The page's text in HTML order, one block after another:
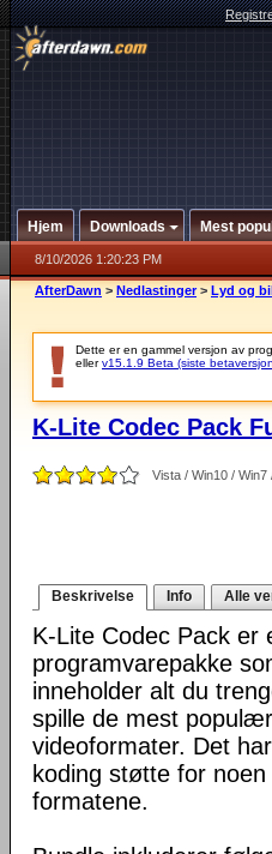
Hjem Downloads Mest
8/10/2026 1:20:23 PM
AfterDawn > Nedlastinger > Lyd og
Dette er en gammel versjon av
ellerv15.1.9 Beta (siste
K-Lite Codec Pack
Vista / Win10 / Win7
Beskrivelse Info Alle
K-Lite Codec Pack er
programvarepakke
inneholder alt du
spille de mest
videoformater. Det
koding støtte for noen
formatene.